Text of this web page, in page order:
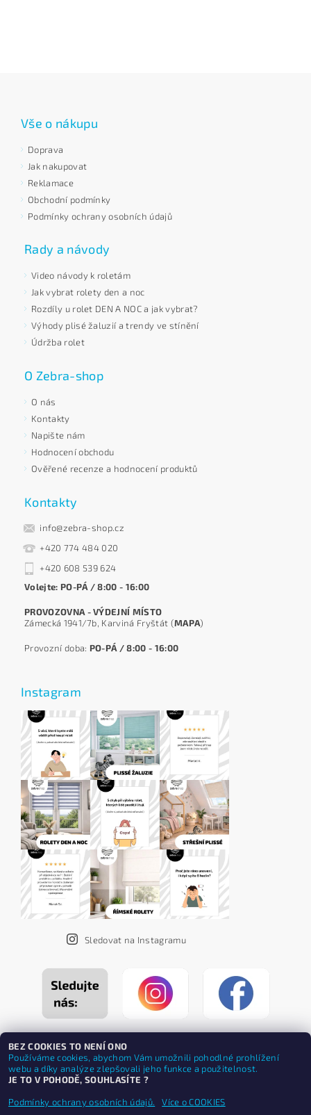
Vše o nákupu
Doprava
Jak nakupovat
Reklamace
Obchodní podmínky
Podmínky ochrany osobních údajů
Rady a návody
Video návody k roletám
Jak vybrat rolety den a noc
Rozdíly u rolet DEN A NOC a jak vybrat?
Výhody plisé žaluzií a trendy ve stínění
Údržba rolet
O Zebra-shop
O nás
Kontakty
Napište nám
Hodnocení obchodu
Ověřené recenze a hodnocení produktů
Kontakty
info@zebra-shop.cz
+420 774 484 020
+420 608 539 624
Volejte: PO-PÁ / 8:00 - 16:00
PROVOZOVNA - VÝDEJNÍ MÍSTO
Zámecká 1941/7b, Karviná Fryštát (MAPA)
Provozní doba: PO-PÁ / 8:00 - 16:00
Instagram
Sledovat na Instagramu
BEZ COOKIES TO NENÍ ONO
Používáme cookies, abychom Vám umožnili pohodlné prohlížení
webu a díky analýze zlepšovali jeho funkce a použitelnost.
JE TO V POHODĚ, SOUHLASÍTE ?
Podmínky ochrany osobních údajů.
Více o COOKIES